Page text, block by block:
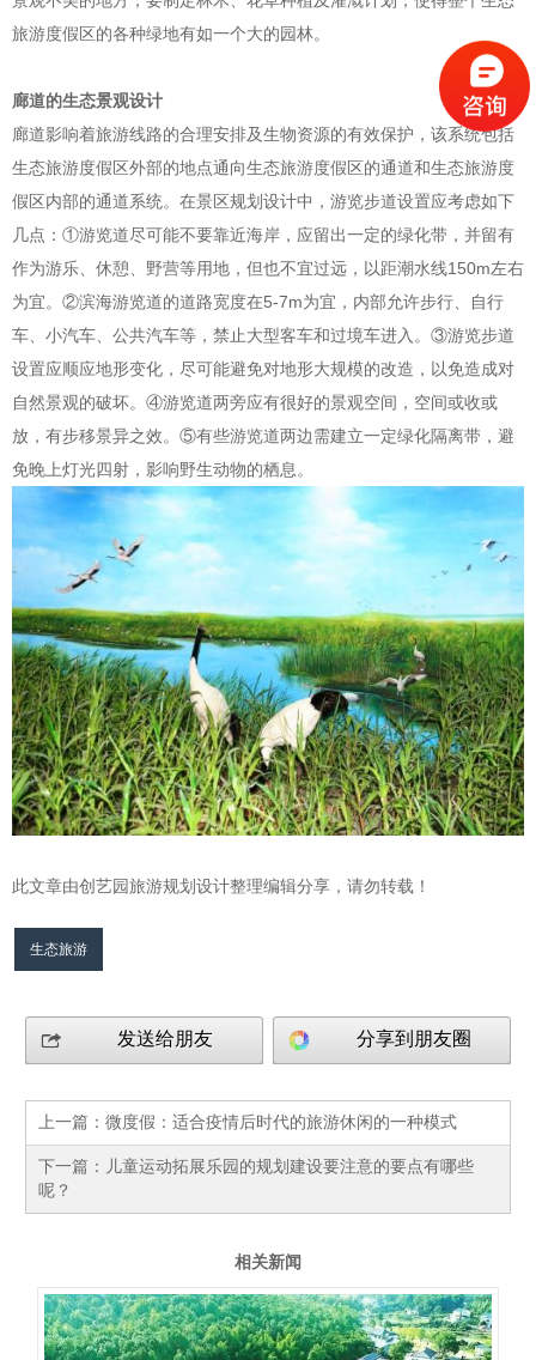
旅游度假区的各种绿地有如一个大的园林。
廊道的生态景观设计
廊道影响着旅游线路的合理安排及生物资源的有效保护，该系统包括
生态旅游度假区外部的地点通向生态旅游度假区的通道和生态旅游度
假区内部的通道系统。在景区规划设计中，游览步道设置应考虑如下
几点：①游览道尽可能不要靠近海岸，应留出一定的绿化带，并留有
作为游乐、休憩、野营等用地，但也不宜过远，以距潮水线150m左右
为宜。②滨海游览道的道路宽度在5-7m为宜，内部允许步行、自行
车、小汽车、公共汽车等，禁止大型客车和过境车进入。③游览步道
设置应顺应地形变化，尽可能避免对地形大规模的改造，以免造成对
自然景观的破坏。④游览道两旁应有很好的景观空间，空间或收或
放，有步移景异之效。⑤有些游览道两边需建立一定绿化隔离带，避
免晚上灯光四射，影响野生动物的栖息。
此文章由创艺园旅游规划设计整理编辑分享，请勿转载！
生态旅游
发送给朋友 分享到朋友圈
上一篇： 微度假：适合疫情后时代的旅游休闲的一种模式
下一篇： 儿童运动拓展乐园的规划建设要注意的要点有哪些
呢？
相关新闻